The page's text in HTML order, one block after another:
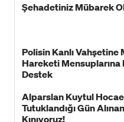
Şehadetiniz Mübarek
Polisin Kanlı Vahşetine
Hareketi
Destek
Alparslan Kuytul
Tutuklandığı Gün
Kınıyoruz!